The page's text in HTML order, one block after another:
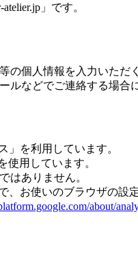
」です。
個人情報を入力いただ
などでご連絡する場
」を利用しています。
使用しています。
はありません。
お使いのブラウザの設
about/